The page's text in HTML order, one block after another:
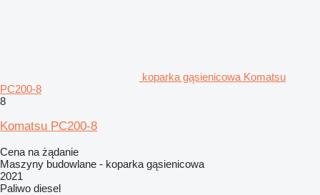
koparka gąsienicowa Komatsu
PC200-8
8
Komatsu PC200-8
Cena na żądanie
Maszyny budowlane - koparka gąsienicowa
2021
Paliwo diesel